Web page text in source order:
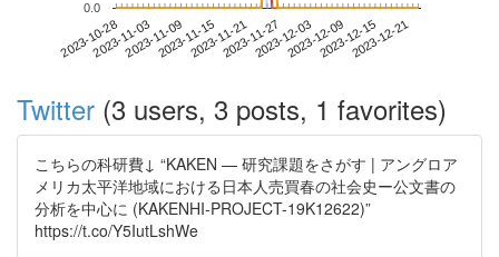
2023-10-282023-11-032023-11-092023-11-152023-11-212023-11-272023-12-032023-12-092023-12-152023-12-21
0.0
Twitter (3 users, 3 posts, 1 favorites)
こちらの科研費↓ “KAKEN — 研究課題をさがす | アングロア
メリカ太平洋地域における日本人売買春の社会史ー公文書の
分析を中心に (KAKENHI-PROJECT-19K12622)”
https://t.co/Y5IutLshWe